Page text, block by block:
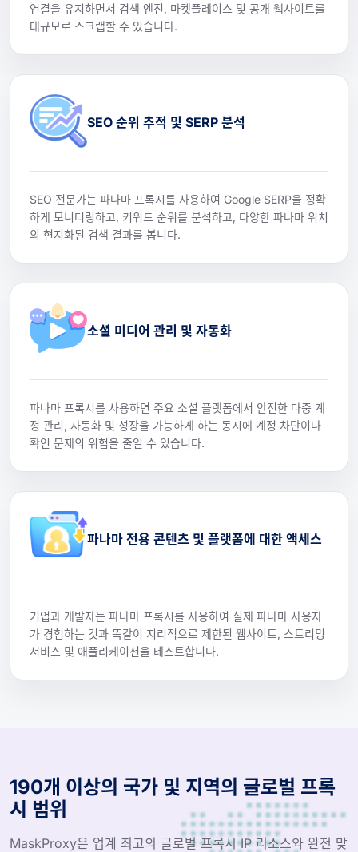
연결을 유지하면서 검색 엔진, 마켓플레이스 및 공개 웹사이트를
대규모로 스크랩할 수 있습니다.
SEO 순위 추적 및 SERP 분석
SEO 전문가는 파나마 프록시를 사용하여 Google SERP을 정확
하게 모니터링하고, 키워드 순위를 분석하고, 다양한 파나마 위치
의 현지화된 검색 결과를 봅니다.
소셜 미디어 관리 및 자동화
파나마 프록시를 사용하면 주요 소셜 플랫폼에서 안전한 다중 계
정 관리, 자동화 및 성장을 가능하게 하는 동시에 계정 차단이나
확인 문제의 위험을 줄일 수 있습니다.
파나마 전용 콘텐츠 및 플랫폼에 대한 액세스
기업과 개발자는 파나마 프록시를 사용하여 실제 파나마 사용자
가 경험하는 것과 똑같이 지리적으로 제한된 웹사이트, 스트리밍
서비스 및 애플리케이션을 테스트합니다.
190개 이상의 국가 및 지역의 글로벌 프록
시 범위
MaskProxy은 업계 최고의 글로벌 프록시 IP 리소스와 완전 맞